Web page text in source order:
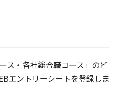
ス・各社総合職コース」のど
エントリーシートを登録しま